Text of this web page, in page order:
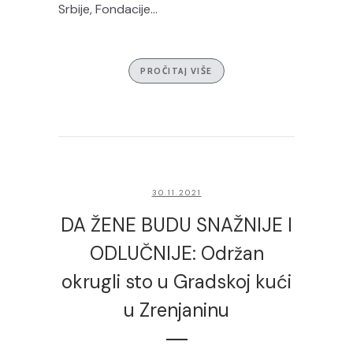
Srbije, Fondacije...
PROČITAJ VIŠE
30.11.2021
DA ŽENE BUDU SNAŽNIJE I
ODLUČNIJE: Održan
okrugli sto u Gradskoj kući
u Zrenjaninu